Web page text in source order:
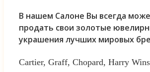
В нашем Салоне Вы всегда
продать свои золотые
украшения лучших мировых
Cartier, Graff, Chopard, Harry